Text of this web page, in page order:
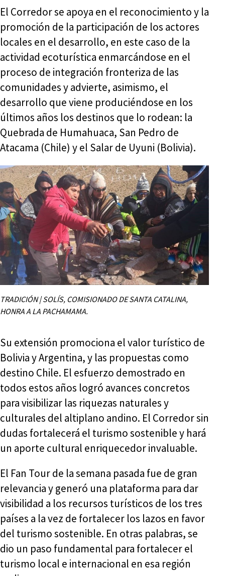
El Corredor se apoya en el reconocimiento y la
promoción de la participación de los actores
locales en el desarrollo, en este caso de la
actividad ecoturística enmarcándose en el
proceso de integración fronteriza de las
comunidades y advierte, asimismo, el
desarrollo que viene produciéndose en los
últimos años los destinos que lo rodean: la
Quebrada de Humahuaca, San Pedro de
Atacama (Chile) y el Salar de Uyuni (Bolivia).
TRADICIÓN | SOLÍS, COMISIONADO DE SANTA CATALINA,
HONRA A LA PACHAMAMA.
Su extensión promociona el valor turístico de
Bolivia y Argentina, y las propuestas como
destino Chile. El esfuerzo demostrado en
todos estos años logró avances concretos
para visibilizar las riquezas naturales y
culturales del altiplano andino. El Corredor sin
dudas fortalecerá el turismo sostenible y hará
un aporte cultural enriquecedor invaluable.
El Fan Tour de la semana pasada fue de gran
relevancia y generó una plataforma para dar
visibilidad a los recursos turísticos de los tres
países a la vez de fortalecer los lazos en favor
del turismo sostenible. En otras palabras, se
dio un paso fundamental para fortalecer el
turismo local e internacional en esa región